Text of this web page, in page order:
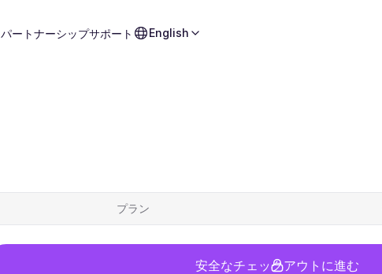
パートナーシップサポート English
プラン
安全なチェックアウトに進む